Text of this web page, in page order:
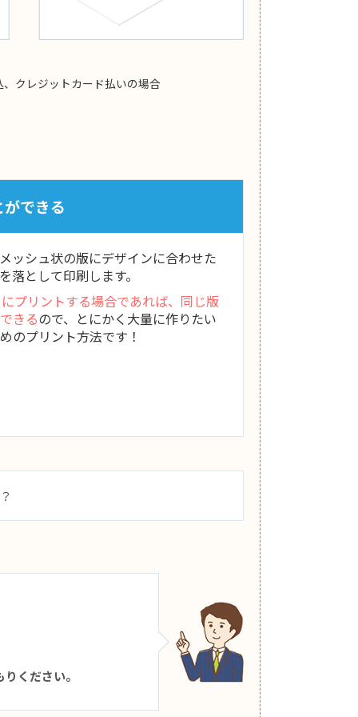
、クレジットカード払いの場合
できる
ッシュ状の版にデザインに合わせた
落として印刷します。
プリントする場合であれば、同じ版
きるので、とにかく大量に作りたい
のプリント方法です！
ください。